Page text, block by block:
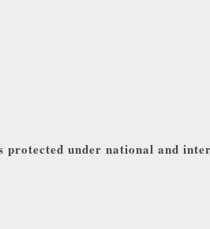
under national and